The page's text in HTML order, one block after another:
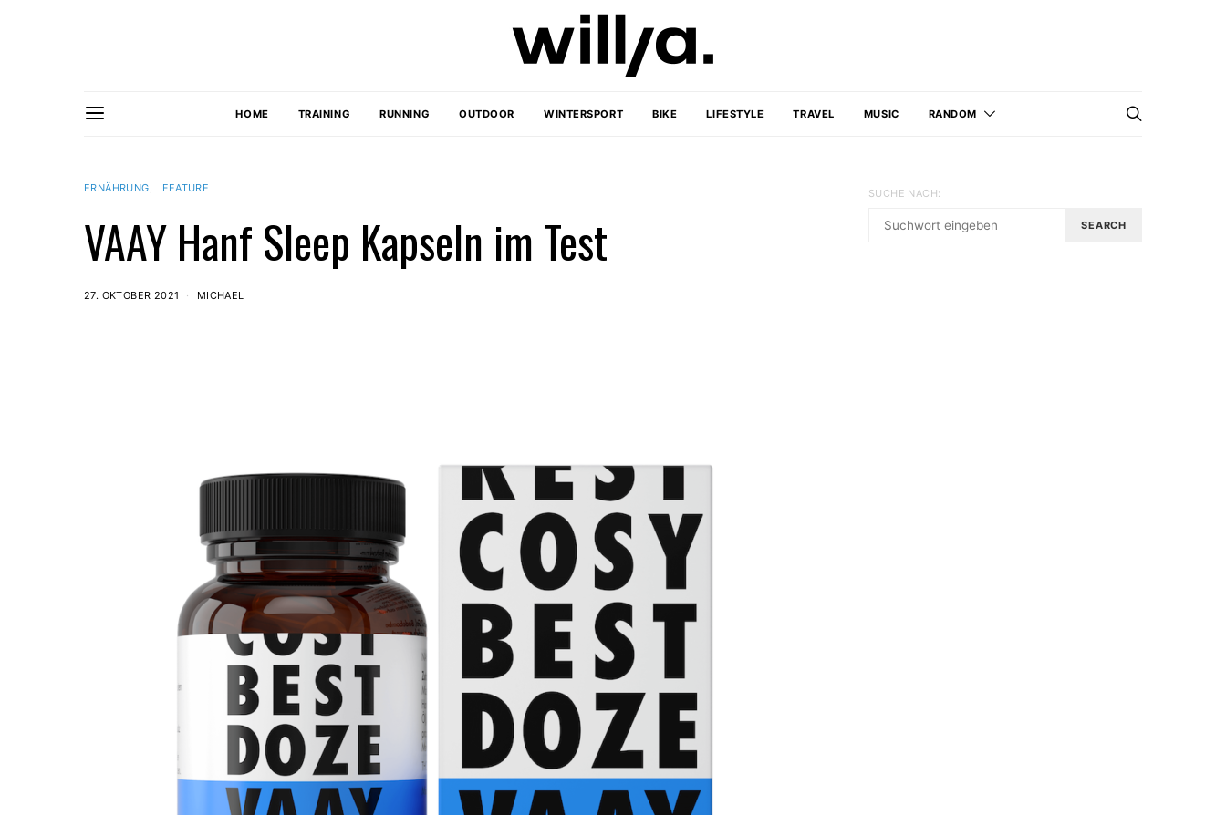
HOME TRAINING RUNNING OUTDOOR WINTERSPORT BIKE LIFESTYLE TRAVEL MUSIC RANDOM
ERNÄHRUNG FEATURE
VAAY Hanf Sleep Kapseln im Test
27. OKTOBER 2021 MICHAEL
SUCHE NACH:
SEARCH